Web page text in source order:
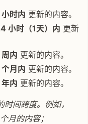
时内 更新的内容。
小时（1天）内 更新
内 更新的内容。
月内 更新的内容。
内 更新的内容。
间跨度。例如，
月的内容；